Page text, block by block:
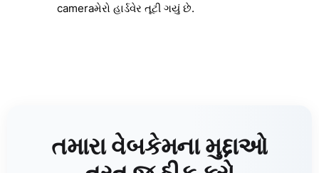
cameraમેરો હાર્ડવેર તૂટી ગયું છે.
તમારા વેબકેમના મુદ્દાઓ